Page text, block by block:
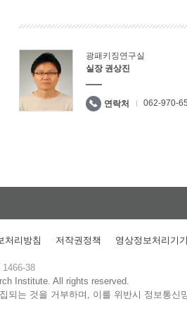
광패키징연구실
실장 권상진
연락처 062-970-
처리방침 저작권정책 영상정보처리기
1466-38
Institute.All rights reserved.
되는 것을 거부하며, 이를 위반시 정보통신